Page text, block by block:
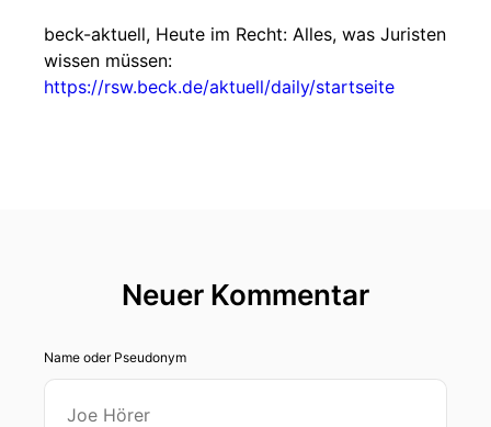
beck-aktuell, Heute im Recht: Alles, was Juristen
wissen müssen:
https://rsw.beck.de/aktuell/daily/startseite
Neuer Kommentar
Name oder Pseudonym